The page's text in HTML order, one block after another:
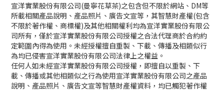
宣洋實業股份有限公司(曼寧花草茶)之包含但不限於網站、 DM等
所載相關產品說明、產品照片、廣告文宣等，其智慧財產權(包含
不限於著作權、商標權)及其他相關權利均為宣洋實業股份有限公
司所有，僅於宣洋實業股份有限公司授權之合法代理商於合約約
定範圍內得為使用。未經授權擅自重製、下載、傳播及相類似行
為均已侵害宣洋實業股份有限公司法律上之權益。
任何人如未經宣洋實業股份有限公司授權，即擅自以重製、下
載、傳播或其他相類似之行為使用宣洋實業股份有限公司之產品
說明、產品照片、廣告文宣等智慧財產權資料，均已觸犯著作權